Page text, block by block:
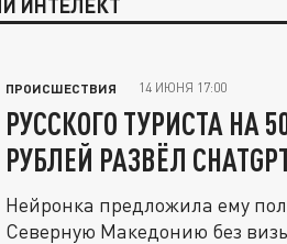
ИНТЕЛЕКТ
ПРОИСШЕСТВИЯ 14 ИЮНЯ 17:00
РУССКОГО ТУРИСТА НА
РУБЛЕЙ РАЗВЁЛ
Нейронка предложила ему
Северную Македонию без